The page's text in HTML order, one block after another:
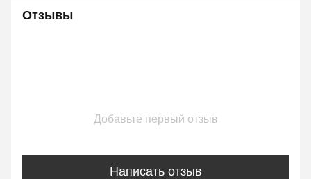
Отзывы
Добавьте первый отзыв
Написать отзыв